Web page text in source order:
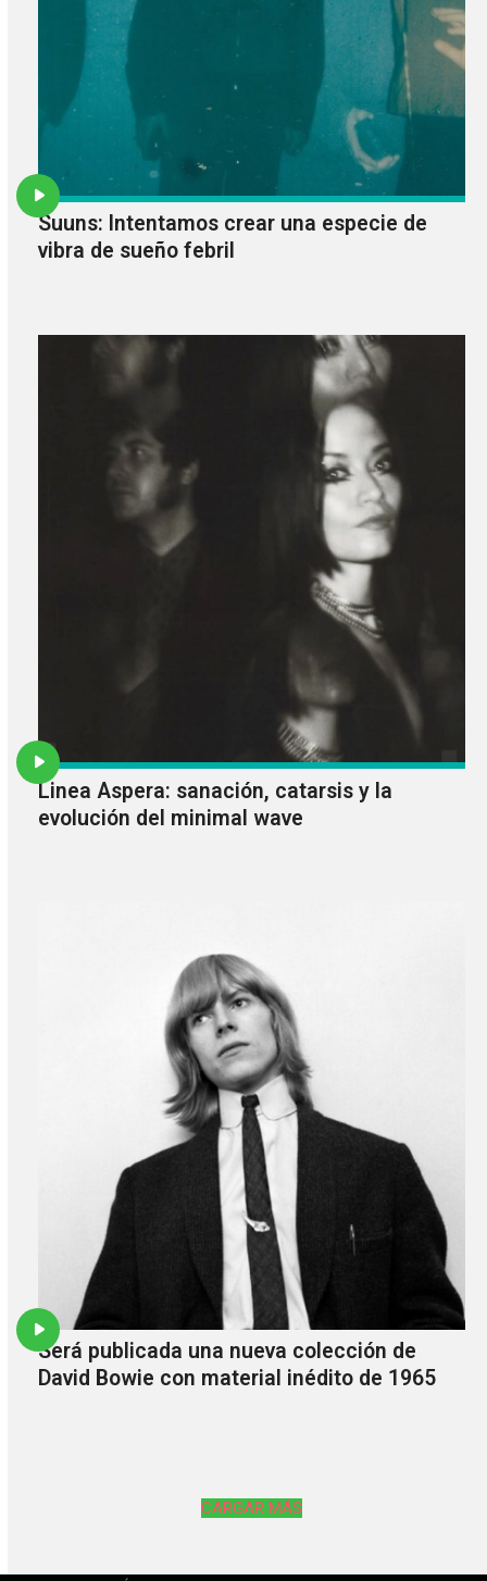
Suuns: Intentamos crear una especie de
vibra de sueño febril
Linea Aspera: sanación, catarsis y la
evolución del minimal wave
Será publicada una nueva colección de
David Bowie con material inédito de 1965
CARGAR MÁS